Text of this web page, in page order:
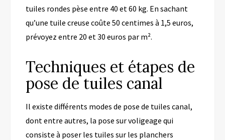
tuiles rondes pèse entre 40 et 60 kg. En sachant
qu’une tuile creuse coûte 50 centimes à 1,5 euros,
prévoyez entre 20 et 30 euros par m².
Techniques et étapes de
pose de tuiles canal
Il existe différents modes de pose de tuiles canal,
dont entre autres, la pose survoligeage qui
consiste à poser les tuiles sur les planchers